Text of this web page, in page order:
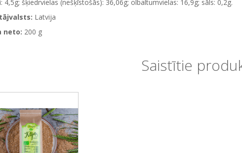
4,5g; šķiedrvielas (nešķīstošās): 36,06g; olbaltumvielas: 16,9g; sāls: 0,2g.
Latvija
neto: 200 g
Saistītie